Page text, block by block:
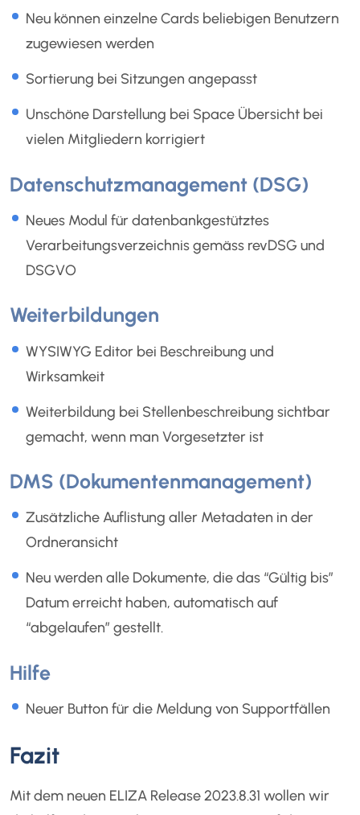
Neu können einzelne Cards beliebigen Benutzern
zugewiesen werden
Sortierung bei Sitzungen angepasst
Unschöne Darstellung bei Space Übersicht bei
vielen Mitgliedern korrigiert
Datenschutzmanagement (DSG)
Neues Modul für datenbankgestütztes
Verarbeitungsverzeichnis gemäss revDSG und
DSGVO
Weiterbildungen
WYSIWYG Editor bei Beschreibung und
Wirksamkeit
Weiterbildung bei Stellenbeschreibung sichtbar
gemacht, wenn man Vorgesetzter ist
DMS (Dokumentenmanagement)
Zusätzliche Auflistung aller Metadaten in der
Ordneransicht
Neu werden alle Dokumente, die das “Gültig bis”
Datum erreicht haben, automatisch auf
“abgelaufen” gestellt.
Hilfe
Neuer Button für die Meldung von Supportfällen
Fazit
Mit dem neuen ELIZA Release 2023.8.31 wollen wir